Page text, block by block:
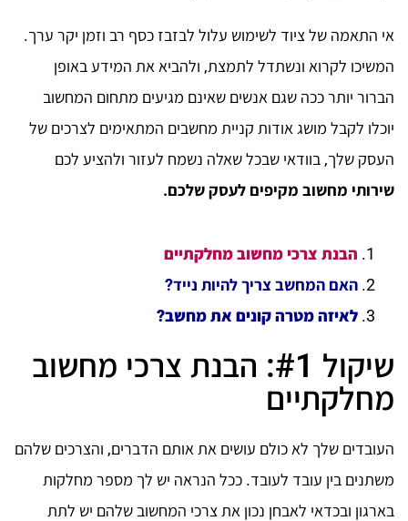
אי התאמה של ציוד לשימוש עלול לבזבז כסף רב וזמן יקר ערך.
המשיכו לקרוא ונשתדל לתמצת, ולהביא את המידע באופן
הברור יותר ככה שגם אנשים שאינם מגיעים מתחום המחשוב
יוכלו לקבל מושג אודות קניית מחשבים המתאימים לצרכים של
העסק שלך, בוודאי שבכל שאלה נשמח לעזור ולהציע לכם
שירותי מחשוב מקיפים לעסק שלכם.
הבנת צרכי מחשוב מחלקתיים
האם המחשב צריך להיות נייד?
לאיזה מטרה קונים את מחשב?
שיקול #1: הבנת צרכי מחשוב
מחלקתיים
העובדים שלך לא כולם עושים את אותם הדברים, והצרכים שלהם
משתנים בין עובד לעובד. ככל הנראה יש לך מספר מחלקות
בארגון ובכדאי לאבחן נכון את צרכי המחשוב שלהם יש לתת